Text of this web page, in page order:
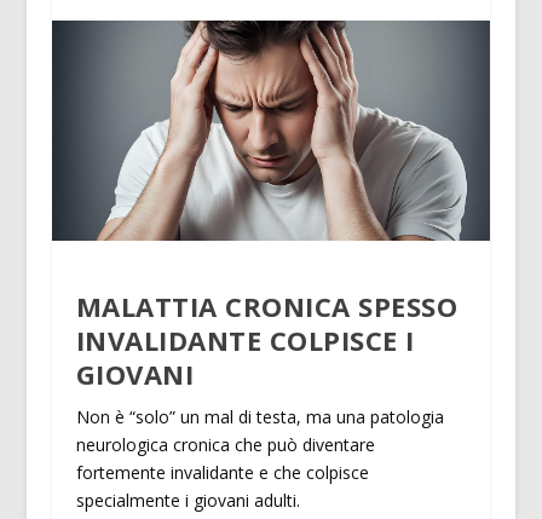
MALATTIA CRONICA SPESSO
INVALIDANTE COLPISCE I
GIOVANI
Non è “solo” un mal di testa, ma una patologia
neurologica cronica che può diventare
fortemente invalidante e che colpisce
specialmente i giovani adulti.